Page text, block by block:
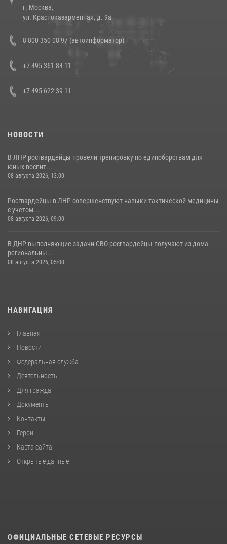
14 июля 2026, 12:20
Состоялась рабочая встреча директора Росгвардии Героя России
генерала армии Виктора Золотова с заместителем полномочного
представителя Президента Российской Федерации в Северо-
Кавказском федеральном округе Виталием Кузнецовым
г. Москва,
ул. Красноказарменная, д. 9а
8 800 350 08 97 (автоинформатор)
+7 495 361 84 11
+7 495 622 39 11
НОВОСТИ
В ЛНР росгвардейцы провели тренировку по единоборствам для
юных воспит...
08 августа 2026, 13:00
Росгвардейцы в ЛНР совершенствуют навыки тактической медицины
с учетом...
08 августа 2026, 09:00
В ДНР выполняющие задачи СВО росгвардейцы получают из дома
региональны...
08 августа 2026, 05:00
НАВИГАЦИЯ
Главная
Новости
Федеральная служба
Деятельность
Для граждан
Документы
Контакты
Герои
Карта сайта
Открытые данные
ОФИЦИАЛЬНЫЕ СЕТЕВЫЕ РЕСУРСЫ